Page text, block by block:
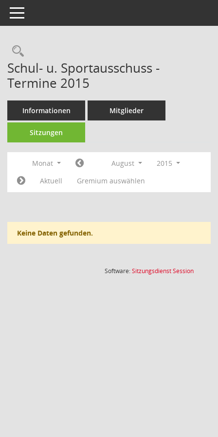
Toggle navigation
Rechercheauswahl
Schul- u. Sportausschuss -
Termine 2015
Informationen Mitglieder
Sitzungen
Monat August
2015
Aktuell
Gremium auswählen
Keine Daten gefunden.
Software:SitzungsdienstSession(Wird in